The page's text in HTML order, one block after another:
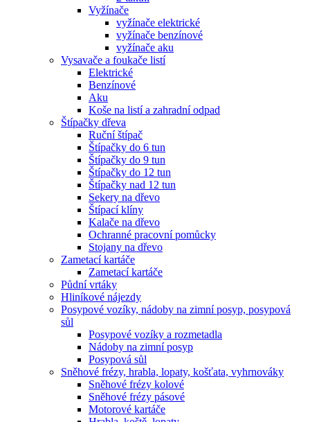
Vyžínače
vyžínače elektrické
vyžínače benzínové
vyžínače aku
Vysavače a foukače listí
Elektrické
Benzínové
Aku
Koše na listí a zahradní odpad
Štípačky dřeva
Ruční štípač
Štípačky do 6 tun
Štípačky do 9 tun
Štípačky do 12 tun
Štípačky nad 12 tun
Sekery na dřevo
Štípací klíny
Kalače na dřevo
Ochranné pracovní pomůcky
Stojany na dřevo
Zametací kartáče
Zametací kartáče
Půdní vrtáky
Hliníkové nájezdy
Posypové vozíky, nádoby na zimní posyp, posypová
sůl
Posypové vozíky a rozmetadla
Nádoby na zimní posyp
Posypová sůl
Sněhové frézy, hrabla, lopaty, košťata, vyhrnováky
Sněhové frézy kolové
Sněhové frézy pásové
Motorové kartáče